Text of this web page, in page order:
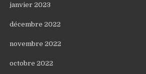
janvier 2023
décembre 2022
novembre 2022
octobre 2022